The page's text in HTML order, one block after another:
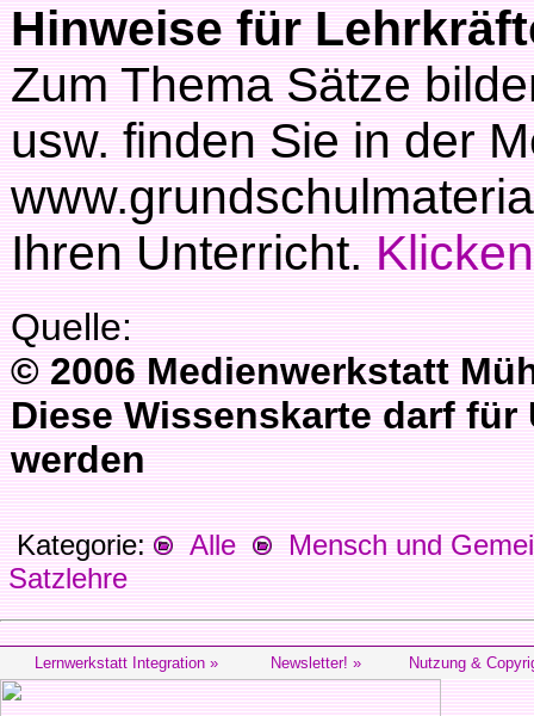
Hinweise für
Zum Thema Sätze
usw. finden Sie in der
Ihren Unterricht.
Quelle:
© 2006 Medienwerkstatt
Diese Wissenskarte darf
werden
Kategorie: Alle
Mensch und
Satzlehre
Lernwerkstatt Integration » Newsletter! » Nutzung &